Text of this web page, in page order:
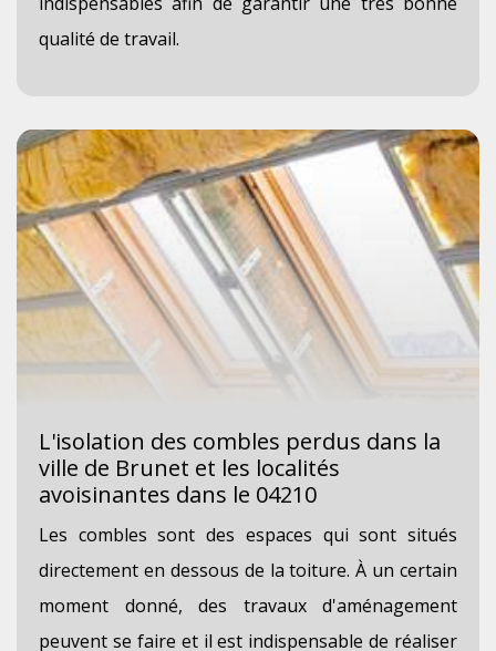
qualité de travail.
L'isolation des combles perdus dans la
ville de Brunet et les localités
avoisinantes dans le 04210
Les combles sont des espaces qui sont situés
directement en dessous de la toiture. À un certain
moment donné, des travaux d'aménagement
peuvent se faire et il est indispensable de réaliser